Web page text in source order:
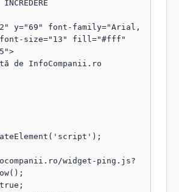
size="13" fill="#fff"
widget-ping.js?